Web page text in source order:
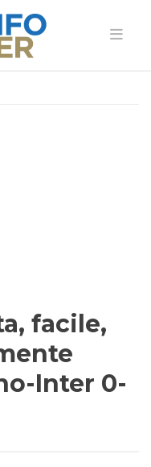
facile,
Inter 0-